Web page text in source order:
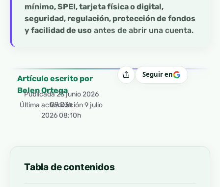
mínimo, SPEI, tarjeta física o digital,
seguridad, regulación, protección de fondos
y facilidad de uso antes de abrir una cuenta.
Artículo escrito por
Belen Ortega
Publicada23 junio 2026
09:23h
Última actualización 9 julio
2026 08:10h
CompartirSeguir en
Tabla de contenidos